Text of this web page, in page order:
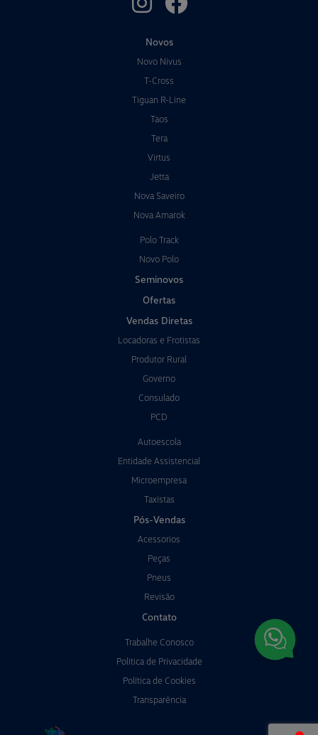
Novos
Novo Nivus
T-Cross
Tiguan R-Line
Taos
Tera
Virtus
Jetta
Nova Saveiro
Nova Amarok
Polo Track
Novo Polo
Seminovos
Ofertas
Vendas Diretas
Locadoras e Frotistas
Produtor Rural
Governo
Consulado
PCD
Autoescola
Entidade Assistencial
Microempresa
Taxistas
Pós-Vendas
Acessorios
Peças
Pneus
Revisão
Contato
Trabalhe Conosco
Política de Privacidade
Política de Cookies
Transparência